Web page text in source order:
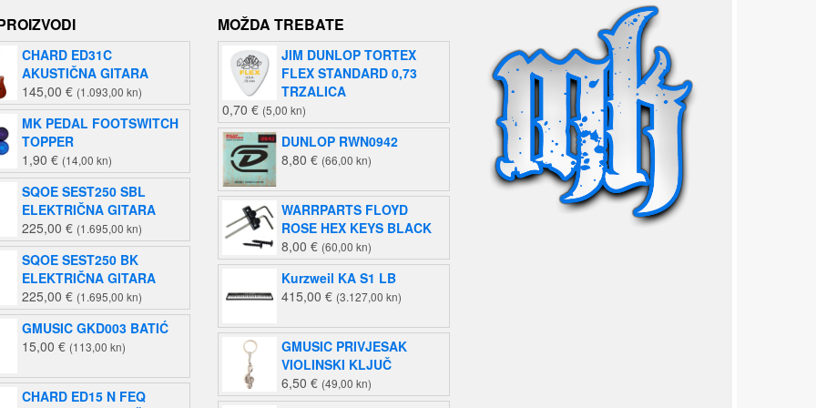
CHARD ED31C
AKUSTIČNA GITARA
145,00 € (1.093,00 kn)
MK PEDAL FOOTSWITCH
TOPPER
1,90 € (14,00 kn)
SQOE SEST250 SBL
ELEKTRIČNA GITARA
225,00 € (1.695,00 kn)
SQOE SEST250 BK
ELEKTRIČNA GITARA
225,00 € (1.695,00 kn)
GMUSIC GKD003 BATIĆ
15,00 € (113,00 kn)
CHARD ED15 N FEQ
MOŽDA TREBATE
JIM DUNLOP TORTEX
FLEX STANDARD 0,73
TRZALICA
0,70 € (5,00 kn)
DUNLOP RWN0942
8,80 € (66,00 kn)
WARRPARTS FLOYD
ROSE HEX KEYS BLACK
8,00 € (60,00 kn)
Kurzweil KA S1 LB
415,00 € (3.127,00 kn)
GMUSIC PRIVJESAK
VIOLINSKI KLJUČ
6,50 € (49,00 kn)